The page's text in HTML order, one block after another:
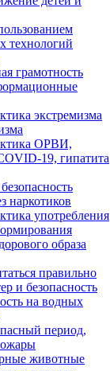
технологий
грамотность
экстремизма
ОРВИ,
19, гипатита
наркотиков
употребления
образа
правильно
и безопасность
на водных
период,
животные